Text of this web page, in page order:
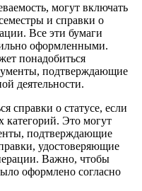
могут включать
и справки о
Все эти бумаги
оформленными.
понадобиться
подтверждающие
деятельности.
справки о статусе, если
категорий. Это могут
подтверждающие
удостоверяющие
Важно, чтобы
оформлено согласно